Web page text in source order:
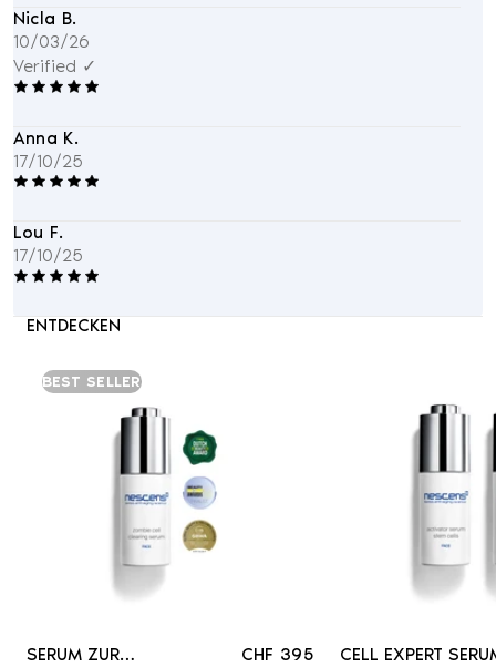
Nicla B.
10/03/26
Verified ✓
Anna K.
17/10/25
Lou F.
17/10/25
ENTDECKEN
BEST SELLER
SERUM ZUR
CHF 395
CELL EXPERT